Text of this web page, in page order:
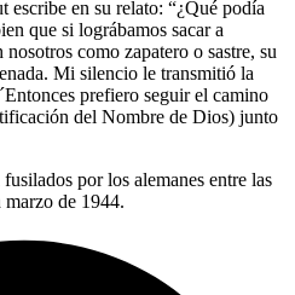
escribe en su relato: “¿Qué podía
que si lográbamos sacar a
como zapatero o sastre, su
Mi silencio le transmitió la
prefiero seguir el camino
del Nombre de Dios) junto
por los alemanes entre las
de 1944.